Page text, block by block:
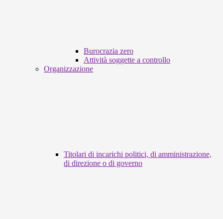
Burocrazia zero
Attività soggette a controllo
Organizzazione
Titolari di incarichi politici, di amministrazione,
di direzione o di governo